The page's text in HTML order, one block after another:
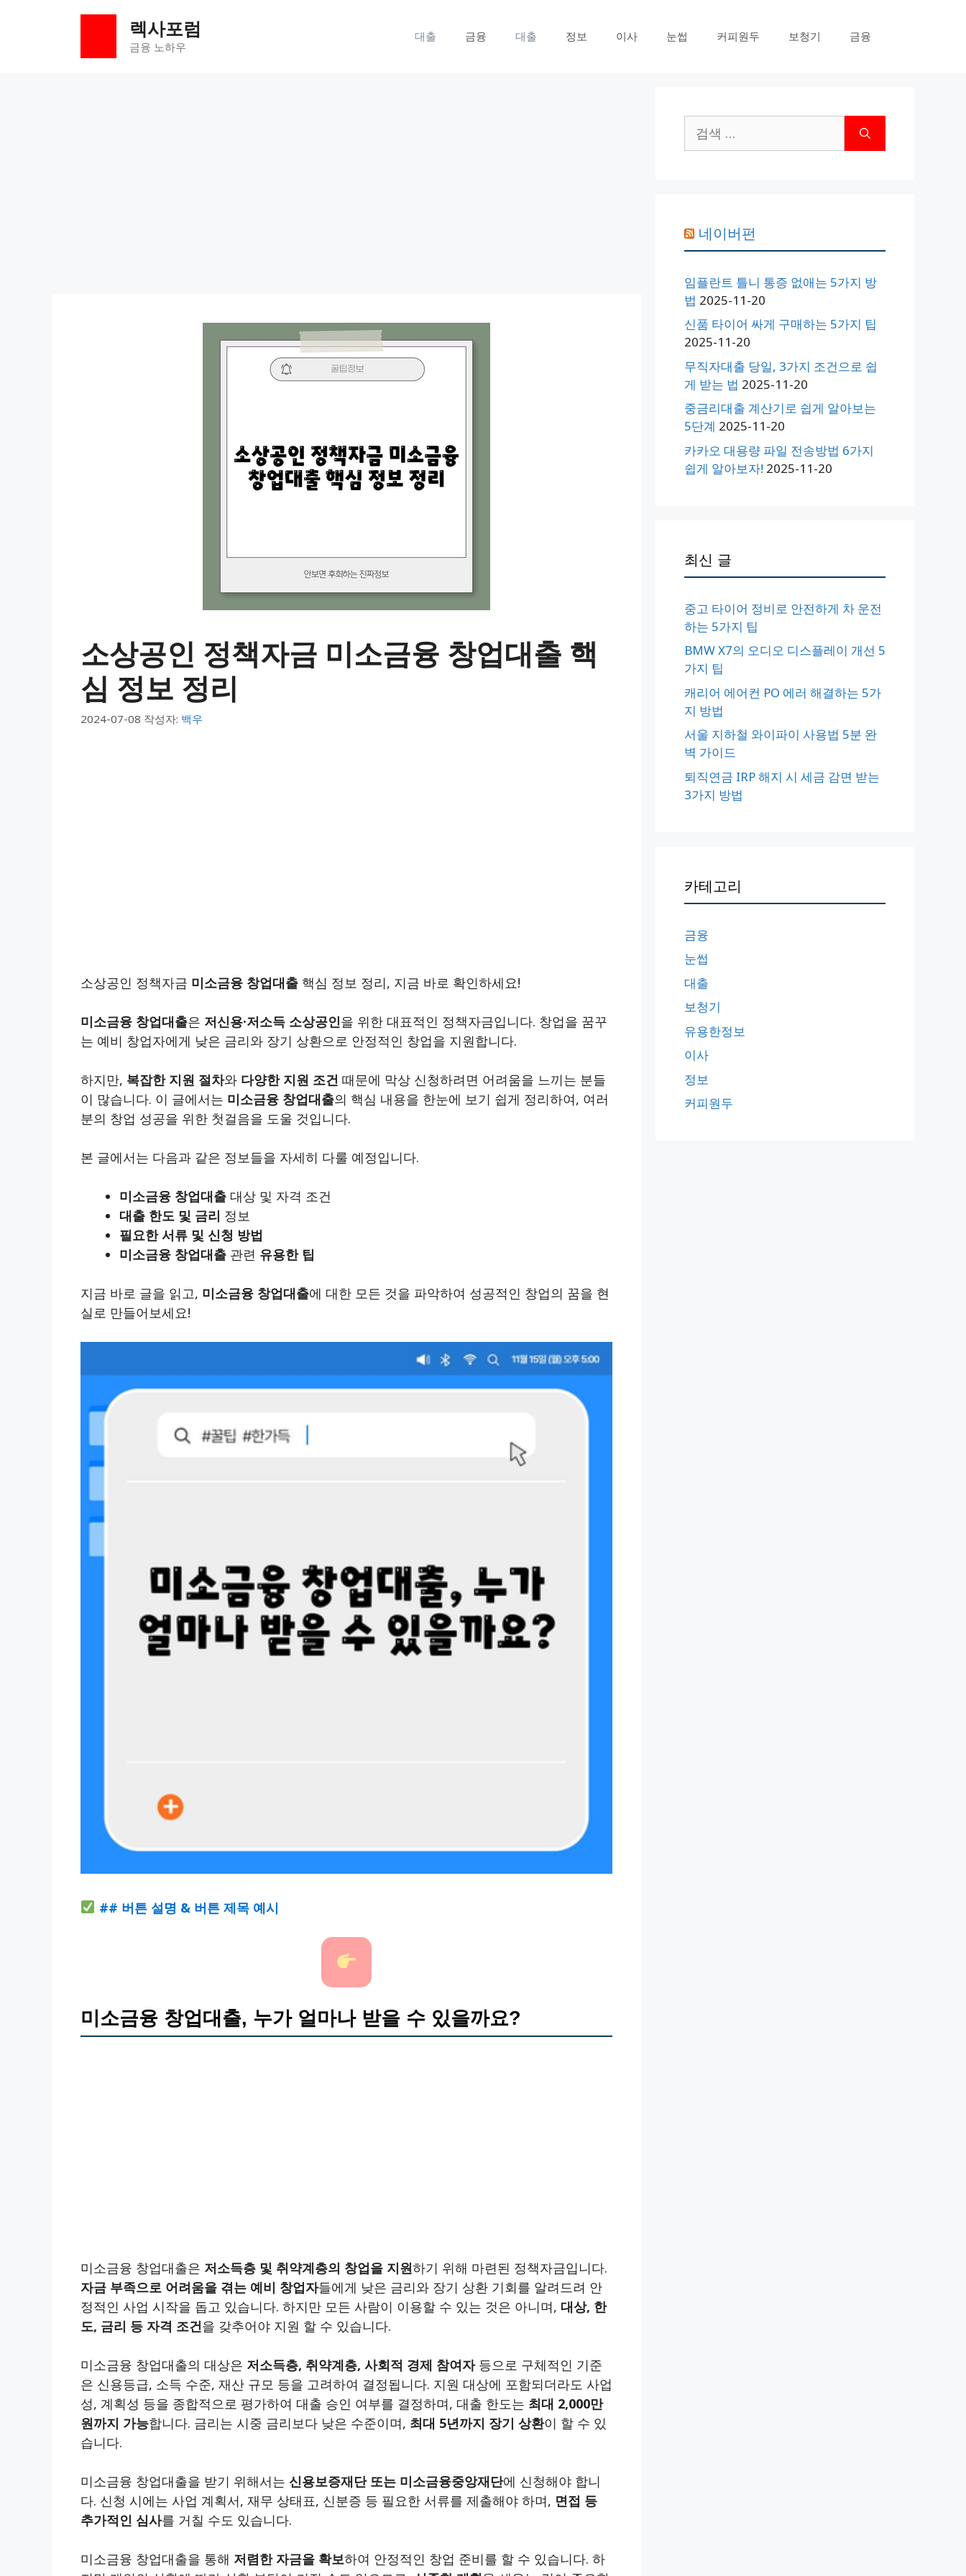
렉사포럼
금융 노하우
대출 금융 대출 정보 이사 눈썹 커피원두 보청기 금융
소상공인 정책자금 미소금융 창업대출 핵
심 정보 정리
2024-07-08 작성자: 백우
소상공인 정책자금 미소금융 창업대출 핵심 정보 정리, 지금 바로 확인하세요!
미소금융 창업대출은 저신용·저소득 소상공인을 위한 대표적인 정책자금입니다. 창업을 꿈꾸
는 예비 창업자에게 낮은 금리와 장기 상환으로 안정적인 창업을 지원합니다.
하지만, 복잡한 지원 절차와 다양한 지원 조건 때문에 막상 신청하려면 어려움을 느끼는 분들
이 많습니다. 이 글에서는 미소금융 창업대출의 핵심 내용을 한눈에 보기 쉽게 정리하여, 여러
분의 창업 성공을 위한 첫걸음을 도울 것입니다.
본 글에서는 다음과 같은 정보들을 자세히 다룰 예정입니다.
미소금융 창업대출 대상 및 자격 조건
대출 한도 및 금리 정보
필요한 서류 및 신청 방법
미소금융 창업대출 관련 유용한 팁
지금 바로 글을 읽고, 미소금융 창업대출에 대한 모든 것을 파악하여 성공적인 창업의 꿈을 현
실로 만들어보세요!
## 버튼 설명 & 버튼 제목 예시
미소금융 창업대출, 누가 얼마나 받을 수 있을까요?
미소금융 창업대출은 저소득층 및 취약계층의 창업을 지원하기 위해 마련된 정책자금입니다.
자금 부족으로 어려움을 겪는 예비 창업자들에게 낮은 금리와 장기 상환 기회를 알려드려 안
정적인 사업 시작을 돕고 있습니다. 하지만 모든 사람이 이용할 수 있는 것은 아니며, 대상, 한
도, 금리 등 자격 조건을 갖추어야 지원 할 수 있습니다.
미소금융 창업대출의 대상은 저소득층, 취약계층, 사회적 경제 참여자등으로 구체적인 기준
은 신용등급, 소득 수준, 재산 규모 등을 고려하여 결정됩니다. 지원 대상에 포함되더라도 사업
성, 계획성 등을 종합적으로 평가하여 대출 승인 여부를 결정하며, 대출 한도는 최대 2,000만
원까지 가능합니다. 금리는 시중 금리보다 낮은 수준이며, 최대 5년까지 장기 상환이 할 수 있
습니다.
미소금융 창업대출을 받기 위해서는 신용보증재단 또는 미소금융중앙재단에 신청해야 합니
다. 신청 시에는 사업 계획서, 재무 상태표, 신분증 등 필요한 서류를 제출해야 하며, 면접 등
추가적인 심사를 거칠 수도 있습니다.
미소금융 창업대출을 통해 저렴한 자금을 확보하여 안정적인 창업 준비를 할 수 있습니다. 하
색:
네이버펀
임플란트 틀니 통증 없애는 5가지 방
법 2025-11-20
신품 타이어 싸게 구매하는 5가지 팁
2025-11-20
무직자대출 당일, 3가지 조건으로 쉽
게 받는 법 2025-11-20
중금리대출 계산기로 쉽게 알아보는
5단계 2025-11-20
카카오 대용량 파일 전송방법 6가지
쉽게 알아보자! 2025-11-20
최신 글
중고 타이어 정비로 안전하게 차 운전
하는 5가지 팁
BMW X7의 오디오 디스플레이 개선 5
가지 팁
캐리어 에어컨 PO 에러 해결하는 5가
지 방법
서울 지하철 와이파이 사용법 5분 완
벽 가이드
퇴직연금 IRP 해지 시 세금 감면 받는
3가지 방법
카테고리
금융
눈썹
대출
보청기
유용한정보
이사
정보
커피원두